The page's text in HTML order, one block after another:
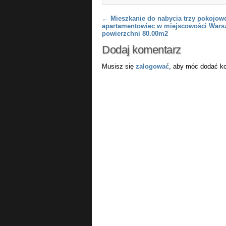
Post navigation
← Mieszkanie do nabycia trzy
apartamentowiec w miejscowości
powierzchni 80.00m2
Dodaj komentarz
Musisz się zalogować, aby móc dodać